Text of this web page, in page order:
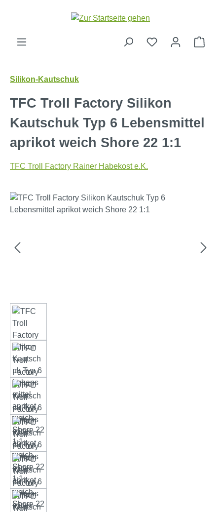
Zum Hauptinhalt springen
Silikon-Kautschuk
TFC Troll Factory Silikon
Kautschuk Typ 6 Lebensmittel
aprikot weich Shore 22 1:1
TFC Troll Factory Rainer Habekost e.K.
Bildergalerie überspringen